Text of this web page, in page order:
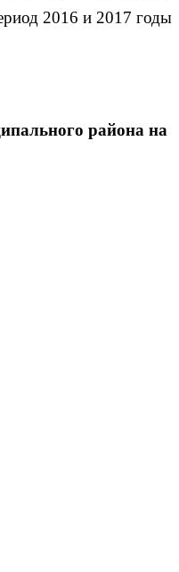
2016 и 2017 годы
района на